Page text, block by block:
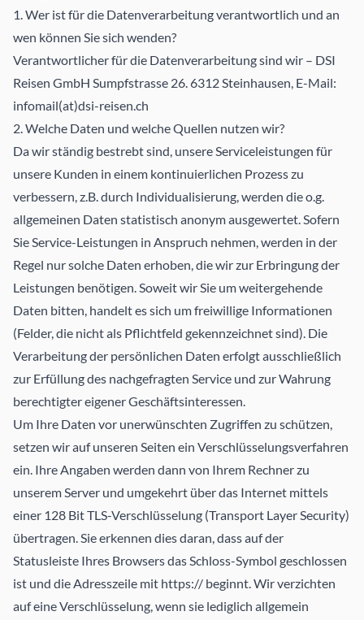
1. Wer ist für die Datenverarbeitung verantwortlich und an
wen können Sie sich wenden?
Verantwortlicher für die Datenverarbeitung sind wir – DSI
Reisen GmbH Sumpfstrasse 26. 6312 Steinhausen, E-Mail:
infomail(at)dsi-reisen.ch
2. Welche Daten und welche Quellen nutzen wir?
Da wir ständig bestrebt sind, unsere Serviceleistungen für
unsere Kunden in einem kontinuierlichen Prozess zu
verbessern, z.B. durch Individualisierung, werden die o.g.
allgemeinen Daten statistisch anonym ausgewertet. Sofern
Sie Service-Leistungen in Anspruch nehmen, werden in der
Regel nur solche Daten erhoben, die wir zur Erbringung der
Leistungen benötigen. Soweit wir Sie um weitergehende
Daten bitten, handelt es sich um freiwillige Informationen
(Felder, die nicht als Pflichtfeld gekennzeichnet sind). Die
Verarbeitung der persönlichen Daten erfolgt ausschließlich
zur Erfüllung des nachgefragten Service und zur Wahrung
berechtigter eigener Geschäftsinteressen.
Um Ihre Daten vor unerwünschten Zugriffen zu schützen,
setzen wir auf unseren Seiten ein Verschlüsselungsverfahren
ein. Ihre Angaben werden dann von Ihrem Rechner zu
unserem Server und umgekehrt über das Internet mittels
einer 128 Bit TLS-Verschlüsselung (Transport Layer Security)
übertragen. Sie erkennen dies daran, dass auf der
Statusleiste Ihres Browsers das Schloss-Symbol geschlossen
ist und die Adresszeile mit https:// beginnt. Wir verzichten
auf eine Verschlüsselung, wenn sie lediglich allgemein